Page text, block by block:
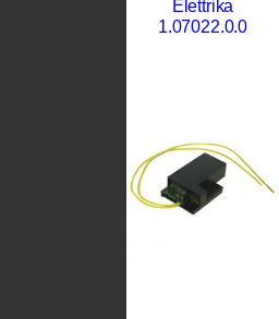
Elettrika
1.07022.0.0